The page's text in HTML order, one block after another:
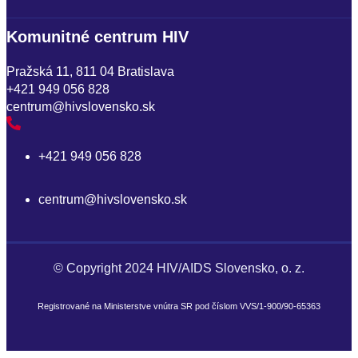
Komunitné centrum HIV
Pražská 11, 811 04 Bratislava
+421 949 056 828
centrum@hivslovensko.sk
+421 949 056 828
centrum@hivslovensko.sk
© Copyright 2024 HIV/AIDS Slovensko, o. z.
Registrované na Ministerstve vnútra SR pod číslom VVS/1-900/90-65363